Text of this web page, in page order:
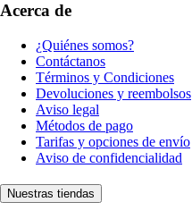
Acerca de
¿Quiénes somos?
Contáctanos
Términos y Condiciones
Devoluciones y reembolsos
Aviso legal
Métodos de pago
Tarifas y opciones de envío
Aviso de confidencialidad
Nuestras tiendas